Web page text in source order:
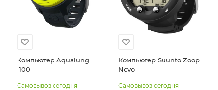
Компьютер Aqualung
i100
Самовывоз сегодня
Компьютер Suunto Zoop
Novo
Самовывоз сегодня